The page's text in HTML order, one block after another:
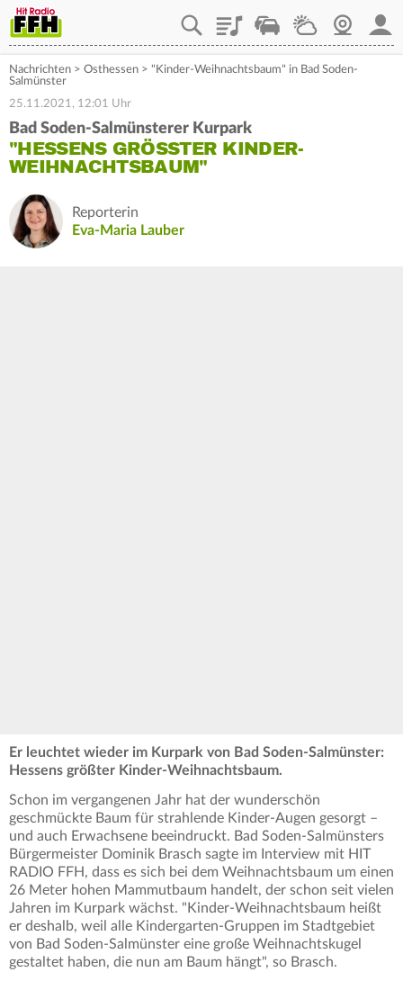
PlaylistStaupilotWetterWebcam
Nachrichten > Osthessen > "Kinder-Weihnachtsbaum" in Bad Soden-
Salmünster
25.11.2021, 12:01 Uhr
Bad Soden-Salmünsterer Kurpark
"HESSENS GRÖSSTER KINDER-W
EIHNACHTSBAUM"
Reporterin
Eva-Maria Lauber
Er leuchtet wieder im Kurpark von Bad Soden-Salmünster:
Hessens größter Kinder-Weihnachtsbaum.
Schon im vergangenen Jahr hat der wunderschön
geschmückte Baum für strahlende Kinder-Augen gesorgt –
und auch Erwachsene beeindruckt. Bad Soden-Salmünsters
Bürgermeister Dominik Brasch sagte im Interview mit HIT
RADIO FFH, dass es sich bei dem Weihnachtsbaum um einen
26 Meter hohen Mammutbaum handelt, der schon seit vielen
Jahren im Kurpark wächst. "Kinder-Weihnachtsbaum heißt
er deshalb, weil alle Kindergarten-Gruppen im Stadtgebiet
von Bad Soden-Salmünster eine große Weihnachtskugel
gestaltet haben, die nun am Baum hängt", so Brasch.